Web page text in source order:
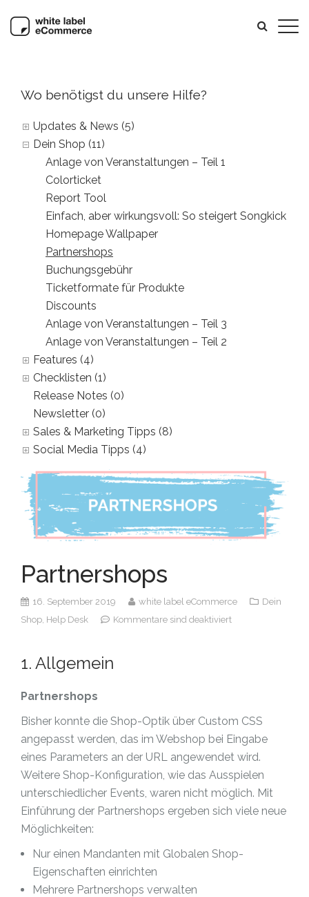
Wo benötigst du unsere Hilfe?
Updates & News (5)
Dein Shop (11)
Anlage von Veranstaltungen – Teil 1
Colorticket
Report Tool
Einfach, aber wirkungsvoll: So steigert Songkick
Homepage Wallpaper
Partnershops
Buchungsgebühr
Ticketformate für Produkte
Discounts
Anlage von Veranstaltungen – Teil 3
Anlage von Veranstaltungen – Teil 2
Features (4)
Checklisten (1)
Release Notes (0)
Newsletter (0)
Sales & Marketing Tipps (8)
Social Media Tipps (4)
Partnershops
16. September 2019 white label eCommerce
Dein
Shop, Help Desk Kommentare sind deaktiviert
1. Allgemein
Partnershops
Bisher konnte die Shop-Optik über Custom CSS
angepasst werden, das im Webshop bei Eingabe
eines Parameters an der URL angewendet wird.
Weitere Shop-Konfiguration, wie das Ausspielen
unterschiedlicher Events, waren nicht möglich. Mit
Einführung der Partnershops ergeben sich viele neue
Möglichkeiten:
Nur einen Mandanten mit Globalen Shop-
Eigenschaften einrichten
Mehrere Partnershops verwalten